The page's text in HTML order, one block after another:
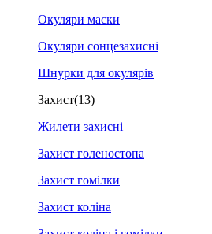
Окуляри маски
Окуляри сонцезахисні
Шнурки для окулярів
Захист(13)
Жилети захисні
Захист голеностопа
Захист гомілки
Захист коліна